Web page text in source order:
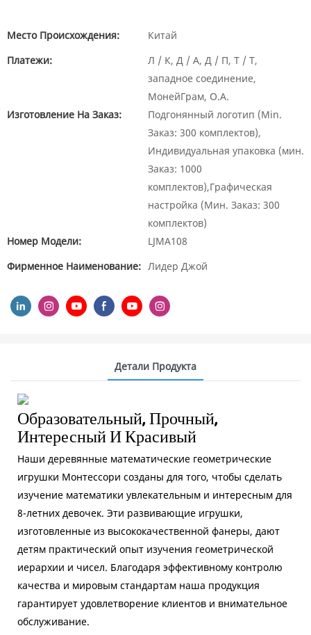
Место Происхождения:
Китай
Платежи:
Л / К, Д / А, Д / П, Т / Т,
западное соединение,
МонейГрам, О.А.
Изготовление На Заказ:
Подгонянный логотип (Min.
Заказ: 300 комплектов),
Индивидуальная упаковка (мин.
Заказ: 1000
комплектов),Графическая
настройка (Мин. Заказ: 300
комплектов)
Номер Модели:
LJMA108
Фирменное Наименование: Лидер Джой
Детали Продукта
Образовательный, Прочный,
Интересный И Красивый
Наши деревянные математические геометрические
игрушки Монтессори созданы для того, чтобы сделать
изучение математики увлекательным и интересным для
8-летних девочек. Эти развивающие игрушки,
изготовленные из высококачественной фанеры, дают
детям практический опыт изучения геометрической
иерархии и чисел. Благодаря эффективному контролю
качества и мировым стандартам наша продукция
гарантирует удовлетворение клиентов и внимательное
обслуживание.